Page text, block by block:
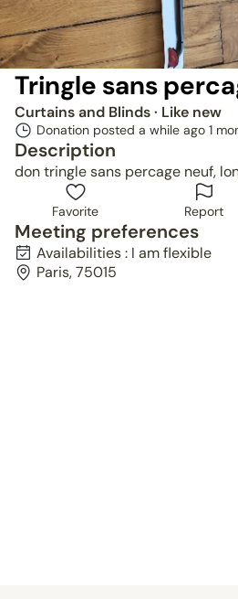
Tringle sans
Curtains and Blinds· Like new
Donation posted a while ago 1
Description
don tringle sans percage neuf,
Favorite Report
Meeting preferences
Availabilities : I am flexible
Paris, 75015